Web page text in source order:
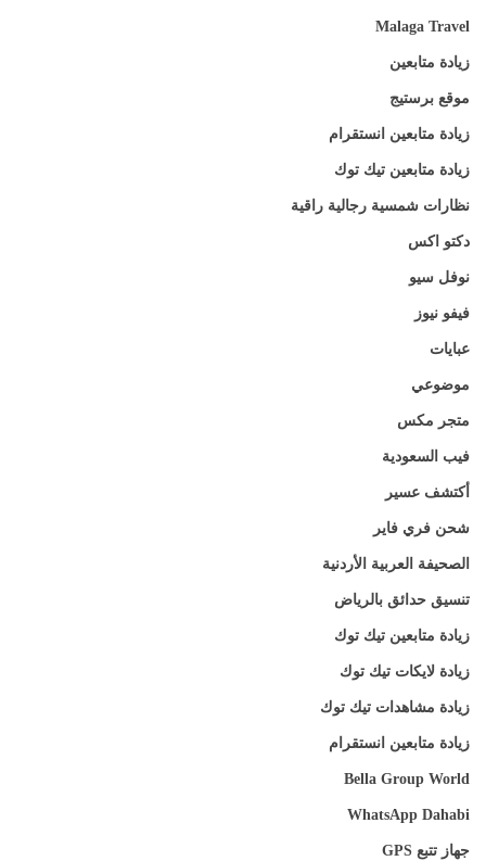
Malaga Travel
زيادة متابعين
موقع برستيج
زيادة متابعين انستقرام
زيادة متابعين تيك توك
نظارات شمسية رجالية راقية
دكتو اكس
نوفل سيو
فيفو نيوز
عبايات
موضوعي
متجر مكس
فيب السعودية
أكتشف عسير
شحن فري فاير
الصحيفة العربية الأردنية
تنسيق حدائق بالرياض
زيادة متابعين تيك توك
زيادة لايكات تيك توك
زيادة مشاهدات تيك توك
زيادة متابعين انستقرام
Bella Group World
WhatsApp Dahabi
جهاز تتبع GPS